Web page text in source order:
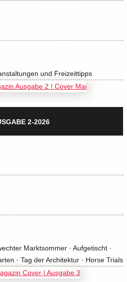
und Freizeittipps
2-2026
Marktsommer · Aufgetischt ·
· Tag der Architektur · Horse Trials